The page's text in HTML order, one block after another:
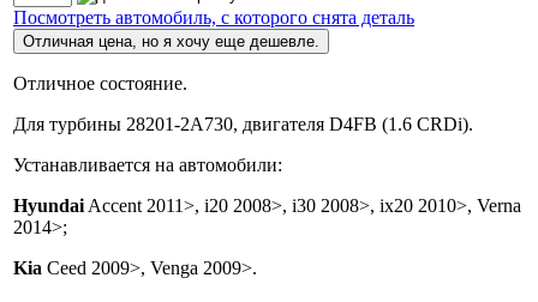
Посмотреть автомобиль, с которого снята деталь
Отличная цена, но я хочу еще дешевле.
Отличное состояние.
Для турбины 28201-2A730, двигателя D4FB (1.6 CRDi).
Устанавливается на автомобили:
Hyundai Accent 2011>, i20 2008>, i30 2008>, ix20 2010>, Verna
2014>;
Kia Ceed 2009>, Venga 2009>.